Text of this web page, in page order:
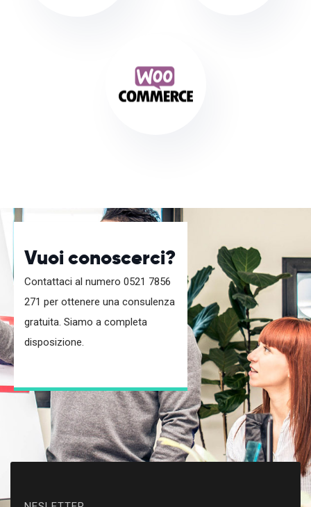
Vuoi conoscerci?
Contattaci al numero 0521 7856
271 per ottenere una consulenza
gratuita. Siamo a completa
disposizione.